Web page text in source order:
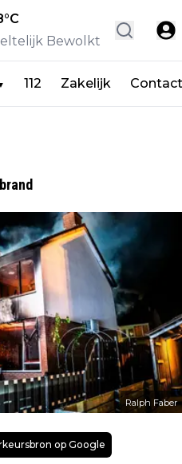
°C
Bewolkt
112 Zakelijk Contact
Ralph Faber
op Google